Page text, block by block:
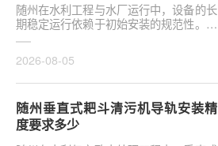
随州在水利工程与水厂运行中，设备的长
期稳定运行依赖于初始安装的规范性。对
于泵站核心拦污设备而言，其倾斜度直接
2026-08-05
随州垂直式耙斗清污机导轨安装精
度要求多少